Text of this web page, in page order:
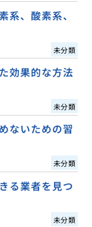
系、酸素系、
未分類
効果的な方法
未分類
ないための習
未分類
る業者を見つ
未分類